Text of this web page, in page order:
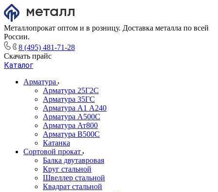
Металлопрокат оптом и в розницу. Доставка металла по всей
России.
8 (495) 481-71-28
Скачать прайс
Каталог
Арматура
Арматура 25Г2С
Арматура 35ГС
Арматура А1 А240
Арматура А500С
Арматура Ат800
Арматура В500С
Катанка
Сортовой прокат
Балка двутавровая
Круг стальной
Швеллер стальной
Квадрат стальной